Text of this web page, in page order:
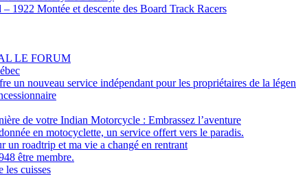
1922 Montée et descente des Board Track Racers
LE FORUM
un nouveau service indépendant pour les propriétaires de la
de votre Indian Motorcycle : Embrassez l’aventure
en motocyclette, un service offert vers le paradis.
un roadtrip et ma vie a changé en rentrant
être membre.
les cuisses